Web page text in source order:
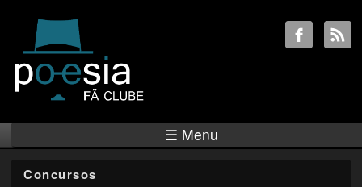
☰ Menu
Concursos